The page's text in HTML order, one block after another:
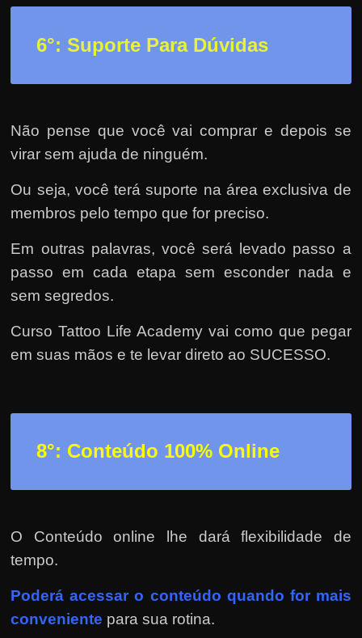
6°: Suporte Para Dúvidas
Não pense que você vai comprar e depois se
virar sem ajuda de ninguém.
Ou seja, você terá suporte na área exclusiva de
membros pelo tempo que for preciso.
Em outras palavras, você será levado passo a
passo em cada etapa sem esconder nada e
sem segredos.
Curso Tattoo Life Academy vai como que pegar
em suas mãos e te levar direto ao SUCESSO.
8°: Conteúdo 100% Online
O Conteúdo online lhe dará flexibilidade de
tempo.
Poderá acessar o conteúdo quando for mais
conveniente para sua rotina.